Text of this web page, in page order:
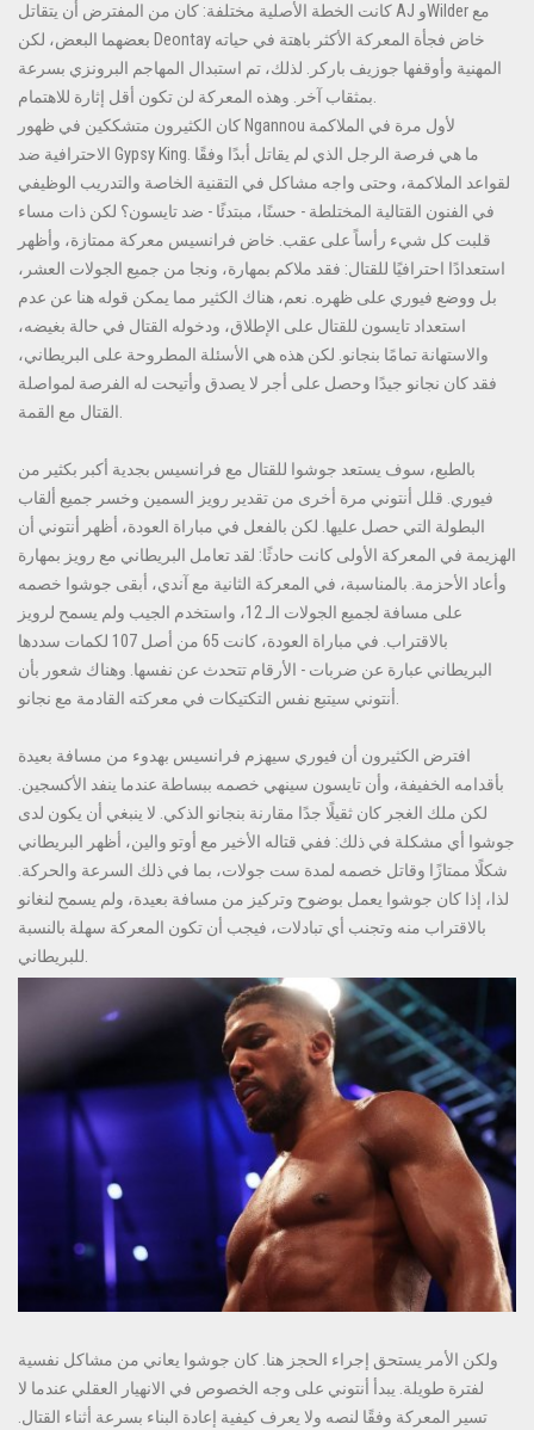
كانت الخطة الأصلية مختلفة: كان من المفترض أن يتقاتل AJ وWilder مع
بعضهما البعض، لكن Deontay خاض فجأة المعركة الأكثر باهتة في حياته
المهنية وأوقفها جوزيف باركر. لذلك، تم استبدال المهاجم البرونزي بسرعة
بمثقاب آخر. وهذه المعركة لن تكون أقل إثارة للاهتمام.
كان الكثيرون متشككين في ظهور Ngannou لأول مرة في الملاكمة
الاحترافية ضد Gypsy King. ما هي فرصة الرجل الذي لم يقاتل أبدًا وفقًا
لقواعد الملاكمة، وحتى واجه مشاكل في التقنية الخاصة والتدريب الوظيفي
في الفنون القتالية المختلطة - حسنًا، مبتدئًا - ضد تايسون؟ لكن ذات مساء
قلبت كل شيء رأساً على عقب. خاض فرانسيس معركة ممتازة، وأظهر
استعدادًا احترافيًا للقتال: فقد ملاكم بمهارة، ونجا من جميع الجولات العشر،
بل ووضع فيوري على ظهره. نعم، هناك الكثير مما يمكن قوله هنا عن عدم
استعداد تايسون للقتال على الإطلاق، ودخوله القتال في حالة بغيضه،
والاستهانة تمامًا بنجانو. لكن هذه هي الأسئلة المطروحة على البريطاني،
فقد كان نجانو جيدًا وحصل على أجر لا يصدق وأتيحت له الفرصة لمواصلة
القتال مع القمة.
بالطبع، سوف يستعد جوشوا للقتال مع فرانسيس بجدية أكبر بكثير من
فيوري. قلل أنتوني مرة أخرى من تقدير رويز السمين وخسر جميع ألقاب
البطولة التي حصل عليها. لكن بالفعل في مباراة العودة، أظهر أنتوني أن
الهزيمة في المعركة الأولى كانت حادثًا: لقد تعامل البريطاني مع رويز بمهارة
وأعاد الأحزمة. بالمناسبة، في المعركة الثانية مع آندي، أبقى جوشوا خصمه
على مسافة لجميع الجولات الـ 12، واستخدم الجيب ولم يسمح لرويز
بالاقتراب. في مباراة العودة، كانت 65 من أصل 107 لكمات سددها
البريطاني عبارة عن ضربات - الأرقام تتحدث عن نفسها. وهناك شعور بأن
أنتوني سيتبع نفس التكتيكات في معركته القادمة مع نجانو.
افترض الكثيرون أن فيوري سيهزم فرانسيس بهدوء من مسافة بعيدة
بأقدامه الخفيفة، وأن تايسون سينهي خصمه ببساطة عندما ينفد الأكسجين.
لكن ملك الغجر كان ثقيلًا جدًا مقارنة بنجانو الذكي. لا ينبغي أن يكون لدى
جوشوا أي مشكلة في ذلك: ففي قتاله الأخير مع أوتو والين، أظهر البريطاني
شكلًا ممتازًا وقاتل خصمه لمدة ست جولات، بما في ذلك السرعة والحركة.
لذا، إذا كان جوشوا يعمل بوضوح وتركيز من مسافة بعيدة، ولم يسمح لنغانو
بالاقتراب منه وتجنب أي تبادلات، فيجب أن تكون المعركة سهلة بالنسبة
للبريطاني.
ولكن الأمر يستحق إجراء الحجز هنا. كان جوشوا يعاني من مشاكل نفسية
لفترة طويلة. يبدأ أنتوني على وجه الخصوص في الانهيار العقلي عندما لا
تسير المعركة وفقًا لنصه ولا يعرف كيفية إعادة البناء بسرعة أثناء القتال.